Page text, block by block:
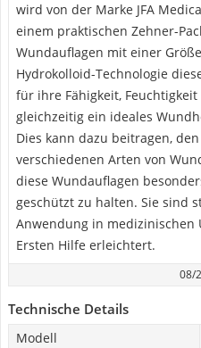
wird von der Marke JFA
einem praktischen Zehner-
Wundauflagen mit einer
Hydrokolloid-Technologie
für ihre Fähigkeit,
gleichzeitig ein ideales
Dies kann dazu beitragen,
verschiedenen Arten von
diese Wundauflagen
geschützt zu halten. Sie sind
Anwendung in medizinischen
Ersten Hilfe erleichtert.
08/
Technische Details
Modell